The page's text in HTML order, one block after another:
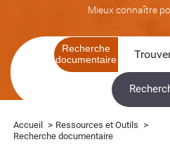
Mieux connaître
Recherche
documentaire
Accueil > Ressources et Outils >
Recherche documentaire